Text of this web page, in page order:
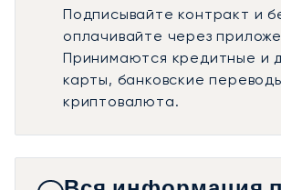
Подписывайте контракт и
оплачивайте через
Принимаются кредитные и
карты, банковские
криптовалюта.